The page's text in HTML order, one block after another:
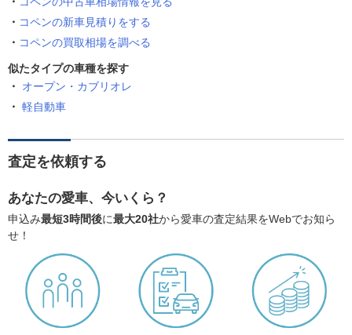
コペンの新車見積りをする
コペンの買取相場を調べる
似たタイプの車種を探す
オープン・カブリオレ
軽自動車
査定を依頼する
あなたの愛車、今いくら？
申込み最短3時間後に最大20社から愛車の査定結果をWebでお知ら
せ！